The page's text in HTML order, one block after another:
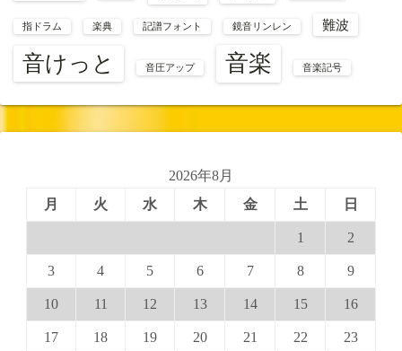
指ドラム 楽典 記譜フォント 鏡音リンレン 難波
音けっと 音圧アップ 音楽 音楽記号
2026年8月
月
火 水 木 金 土 日
1 2
3 4 5 6 7 8 9
10 11 12 13 14 15 16
17 18 19 20 21 22 23